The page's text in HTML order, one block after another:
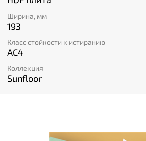
Ширина, мм
193
Класс стойкости к истиранию
AC4
Коллекция
Sunfloor